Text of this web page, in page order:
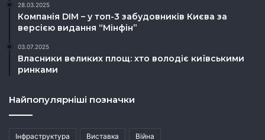
28.03.2025
Компанія DIM – у топ-3 забудовників Києва за
версією видання “Мінфін”
03.07.2025
Власники великих площ: хто володіє київськими
ринками
Найпопулярніші позначки
Інфраструктура Виставка Війна